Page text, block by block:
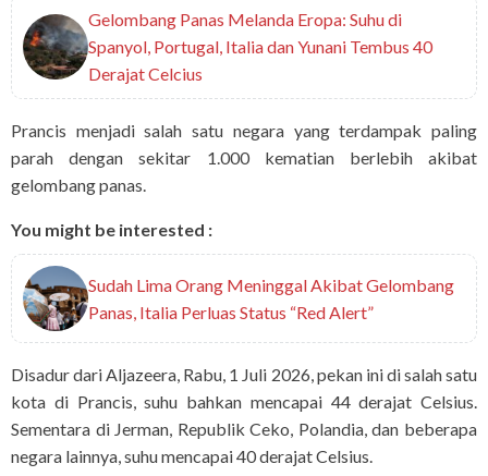
Gelombang Panas Melanda Eropa: Suhu di
Spanyol, Portugal, Italia dan Yunani Tembus 40
Derajat Celcius
Prancis menjadi salah satu negara yang terdampak paling
parah dengan sekitar 1.000 kematian berlebih akibat
gelombang panas.
You might be interested :
Sudah Lima Orang Meninggal Akibat Gelombang
Panas, Italia Perluas Status “Red Alert”
Disadur dari Aljazeera, Rabu, 1 Juli 2026, pekan ini di salah satu
kota di Prancis, suhu bahkan mencapai 44 derajat Celsius.
Sementara di Jerman, Republik Ceko, Polandia, dan beberapa
negara lainnya, suhu mencapai 40 derajat Celsius.